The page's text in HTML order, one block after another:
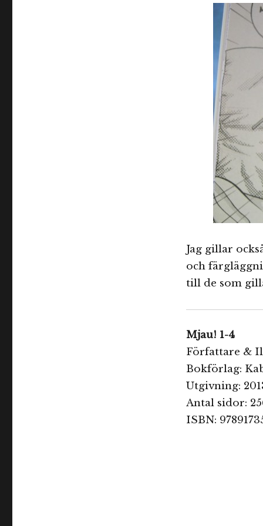
Jag gillar
och
till de som
Mjau! 1-4
Författare &
Bokförlag:
Utgivning:
Antal sidor:
ISBN: